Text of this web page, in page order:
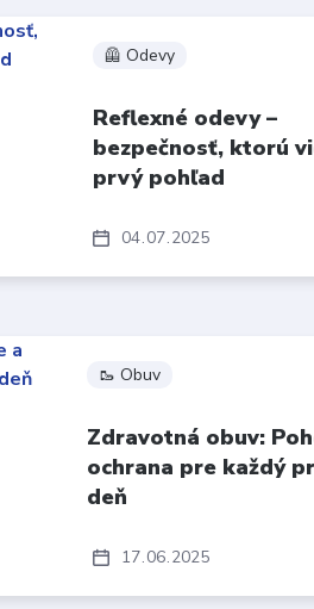
04 07 2025
🦺 Odevy
Reflexné odevy –
bezpečnosť, ktorú
prvý pohľad
17 06 2025
🥾 Obuv
Zdravotná obuv:
ochrana pre každý
deň